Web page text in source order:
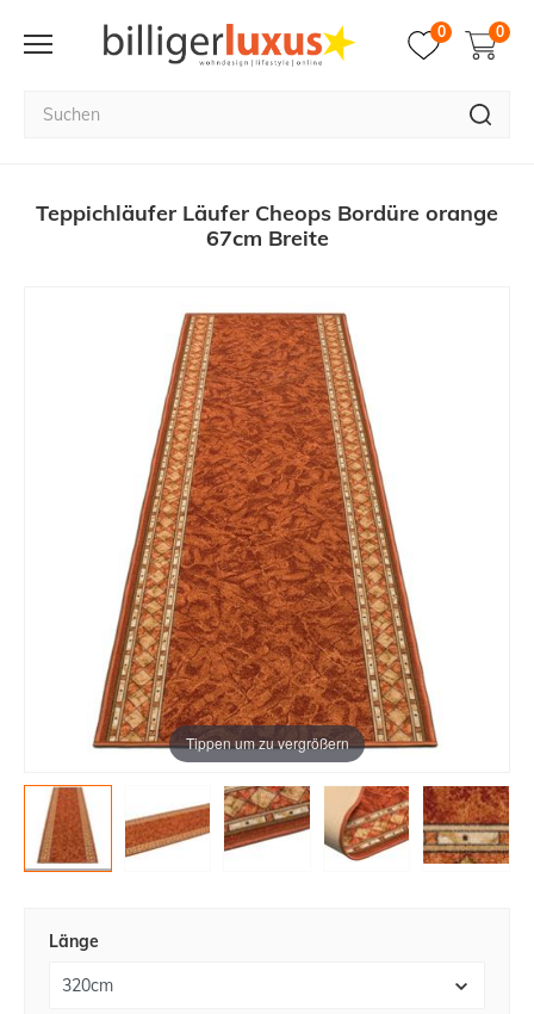
0 0
Teppichläufer Läufer Cheops Bordüre orange
67cm Breite
Tippen um zu vergrößern
Länge